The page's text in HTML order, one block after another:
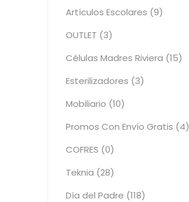
Artículos Escolares (9)
OUTLET (3)
Células Madres Riviera (15)
Esterilizadores (3)
Mobiliario (10)
Promos Con Envío Gratis (4)
COFRES (0)
Teknia (28)
Día del Padre (118)